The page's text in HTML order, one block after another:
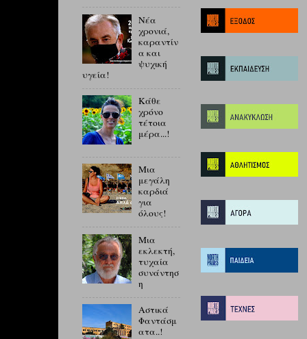
Νέα
χρονιά,
καραντίν
α και
ψυχική
υγεία!
Κάθε
χρόνο
τέτοια
μέρα...!
Μια
μεγάλη
καρδιά
για
όλους!
Μια
εκλεκτή,
τυχαία
συνάντησ
η
Αστικά
Φαντάσμ
ατα..!